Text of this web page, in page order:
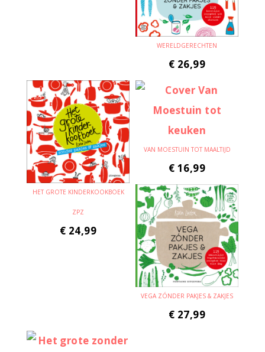
WERELDGERECHTEN
€ 26,99
HET GROTE KINDERKOOKBOEK
ZPZ
€ 24,99
VAN MOESTUIN TOT MAALTIJD
€ 16,99
VEGA ZÓNDER PAKJES & ZAKJES
€ 27,99